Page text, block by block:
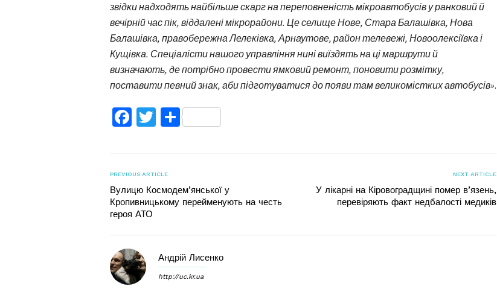
звідки надходять найбільше скарг на переповненість мікроавтобусів у ранковий й
вечірній час пік, віддалені мікрорайони. Це селище Нове, Стара Балашівка, Нова
Балашівка, правобережна Лелеківка, Арнаутове, район телевежі, Новоолексіївка і
Кущівка. Спеціалісти нашого управління нині виїздять на ці маршрути й
визначають, де потрібно провести ямковий ремонт, поновити розмітку,
поставити певний знак, аби підготуватися до появи там великомістких автобусів».
Facebook
TwitterПоділитися
PREVIOUS ARTICLE
Вулицю Космодем’янської у
Кропивницькому перейменують на честь
героя АТО
NEXT ARTICLE
У лікарні на Кіровоградщині помер в’язень,
перевіряють факт недбалості медиків
Андрій Лисенко
http://uc.kr.ua